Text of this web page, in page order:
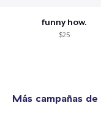
funny how.
$25
Más campañas de